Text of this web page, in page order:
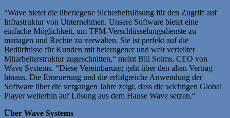
“Wave bietet die überlegene Sicherheitslösung für den Zugriff auf
Infrastruktur von Unternehmen. Unsere Software bietet eine
einfache Möglichkeit, um TPM-Verschlüsselungsdienste zu
managen und Rechte zu verwalten. Sie ist perfekt auf die
Bedürfnisse für Kunden mit heterogener und weit verteilter
Mitarbeiterstruktur zugeschnitten,“ meint Bill Solms, CEO von
Wave Systems. “Diese Vereinbarung geht über den alten Vertrag
hinaus. Die Erneuerung und die erfolgreiche Anwendung der
Software über die vergangen Jahre zeigt, dass die wichtigen Global
Player weiterhin auf Lösung aus dem Hause Wave setzen.“
Über Wave Systems